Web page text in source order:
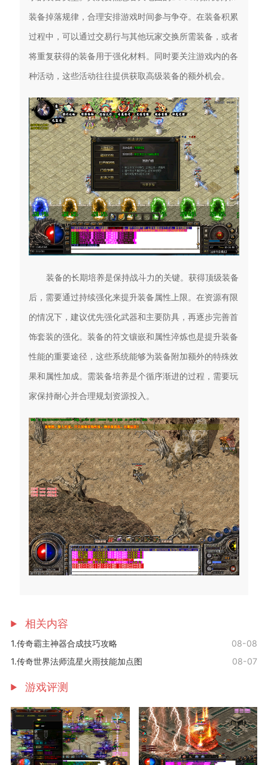
装备掉落规律，合理安排游戏时间参与争夺。在装备积累
过程中，可以通过交易行与其他玩家交换所需装备，或者
将重复获得的装备用于强化材料。同时要关注游戏内的各
种活动，这些活动往往提供获取高级装备的额外机会。
装备的长期培养是保持战斗力的关键。获得顶级装备
后，需要通过持续强化来提升装备属性上限。在资源有限
的情况下，建议优先强化武器和主要防具，再逐步完善首
饰套装的强化。装备的符文镶嵌和属性淬炼也是提升装备
性能的重要途径，这些系统能够为装备附加额外的特殊效
果和属性加成。需装备培养是个循序渐进的过程，需要玩
家保持耐心并合理规划资源投入。
相关内容
1.传奇霸主神器合成技巧攻略
08-08
1.传奇世界法师流星火雨技能加点图
08-07
游戏评测